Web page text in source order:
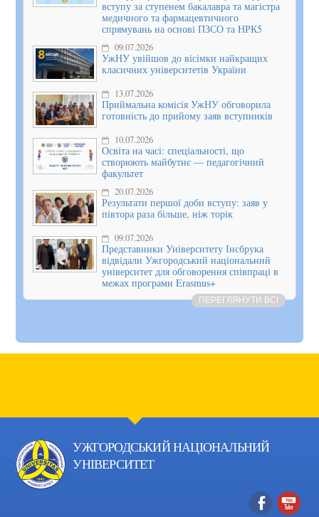
вступу за ступенем бакалавра та магістра
медичного та фармацевтичного
спрямувань на основі ПЗСО та НРК5
09.07.2026
УжНУ увійшов до вісімки найкращих
класичних університетів України
13.07.2026
Приймальна комісія УжНУ обговорила
готовність до прийому заяв вступників
10.07.2026
Освіта на часі: спеціальності, що
створюють майбутнє — педагогічний
факультет
20.07.2026
Результати першої доби вступу: заяв у
півтора раза більше, ніж торік
09.07.2026
Представники Університету Інсбрука
відвідали Ужгородський національний
університет для обговорення співпраці в
межах програми Erasmus+
ПЕРЕГЛЯНУТИ ВСІ
УЖГОРОДСЬКИЙ НАЦІОНАЛЬНИЙ
УНІВЕРСИТЕТ